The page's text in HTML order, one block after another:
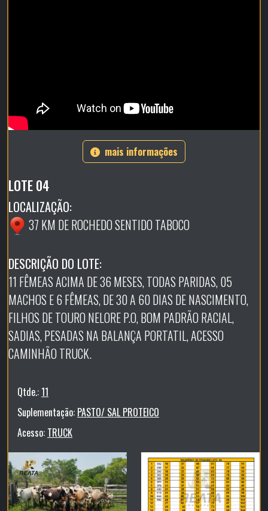
mais informações
LOTE 04
LOCALIZAÇÃO:
37 KM DE ROCHEDO SENTIDO TABOCO
DESCRIÇÃO DO LOTE:
11 FÊMEAS ACIMA DE 36 MESES, TODAS PARIDAS, 05
MACHOS E 6 FÊMEAS, DE 30 A 60 DIAS DE NASCIMENTO,
FILHOS DE TOURO NELORE P.O, BOM PADRÃO RACIAL,
SADIAS, PESADAS NA BALANÇA PORTATIL, ACESSO
CAMINHÃO TRUCK.
Qtde.:11
Suplementação: PASTO/ SAL PROTEICO
Acesso: TRUCK